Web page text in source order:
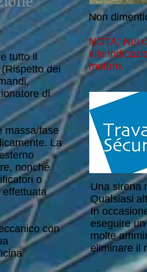
tutto il
dei
di
massa/fase
La
nonché
o
effettuata
con
Non
NOTA: Nel
alle
motore.
Una sirena
Qualsiasi
In
eseguire
molte
eliminare il